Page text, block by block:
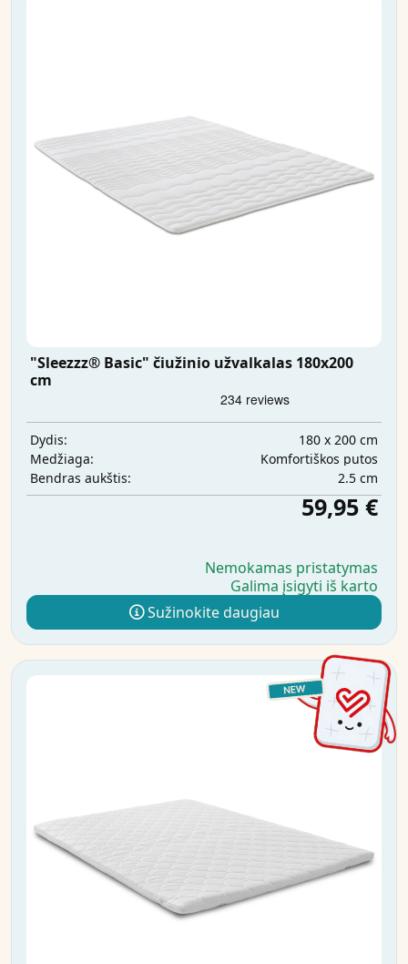
"Sleezzz® Basic" čiužinio užvalkalas 180x200
cm
Dydis:
180 x 200 cm
Medžiaga:
Komfortiškos putos
Bendras aukštis:
2.5 cm
59,95 €
Nemokamas pristatymas
Galima įsigyti iš karto
Sužinokite daugiau